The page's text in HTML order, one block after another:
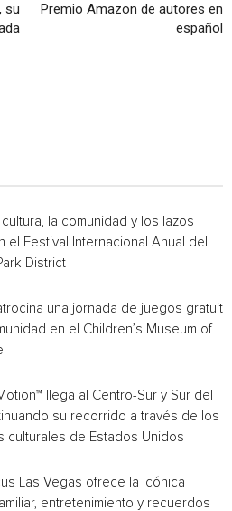
su
Premio Amazon de autores en
español
la comunidad y los lazos
el Festival Internacional Anual del
District
una jornada de juegos gratuita
en el Children’s Museum of
llega al Centro-Sur y Sur del
su recorrido a través de los
culturales de Estados Unidos
Las Vegas ofrece la icónica
entretenimiento y recuerdos